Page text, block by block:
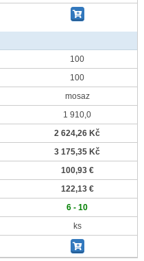
100
100
mosaz
1 910,0
2 624,26 Kč
3 175,35 Kč
100,93 €
122,13 €
6 - 10
ks